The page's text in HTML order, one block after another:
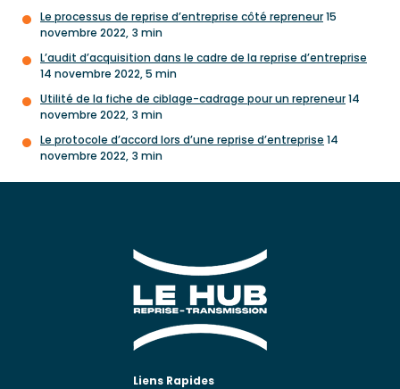
Le processus de reprise d’entreprise côté repreneur15
novembre 2022, 3 min
L’audit d’acquisition dans le cadre de la reprise d’entreprise
14 novembre 2022, 5 min
Utilité de la fiche de ciblage-cadrage pour un repreneur14
novembre 2022, 3 min
Le protocole d’accord lors d’une reprise d’entreprise 14
novembre 2022, 3 min
Liens Rapides